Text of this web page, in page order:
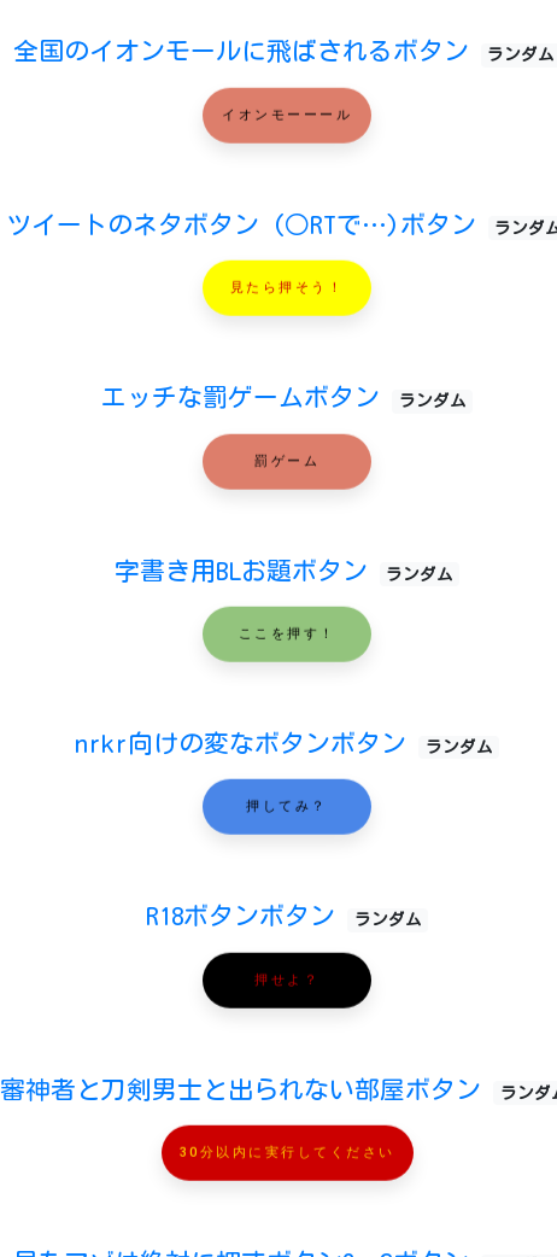
全国のイオンモールに飛ばされるボタン ランダム
イオンモーーール
ツイートのネタボタン (○RTで…)ボタン ランダ
見たら押そう！
エッチな罰ゲームボタン ランダム
罰ゲーム
字書き用BLお題ボタン ランダム
ここを押す！
nrkr向けの変なボタンボタン ランダム
押してみ？
R18ボタンボタン ランダム
押せよ？
審神者と刀剣男士と出られない部屋ボタン ランダ
30分以内に実行してください